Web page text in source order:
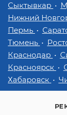
Сыктывкар
Нижний
Пермь
Тюмень
Краснодар
Красноярск
Хабаровск